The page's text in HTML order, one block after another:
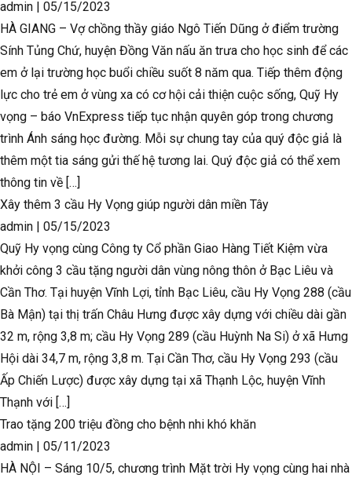
admin | 05/15/2023
HÀ GIANG – Vợ chồng thầy giáo Ngô Tiến Dũng ở điểm trường
Sính Tủng Chứ, huyện Đồng Văn nấu ăn trưa cho học sinh để các
em ở lại trường học buổi chiều suốt 8 năm qua. Tiếp thêm động
lực cho trẻ em ở vùng xa có cơ hội cải thiện cuộc sống, Quỹ Hy
vọng – báo VnExpress tiếp tục nhận quyên góp trong chương
trình Ánh sáng học đường. Mỗi sự chung tay của quý độc giả là
thêm một tia sáng gửi thế hệ tương lai. Quý độc giả có thể xem
thông tin về […]
Xây thêm 3 cầu Hy Vọng giúp người dân miền Tây
admin | 05/15/2023
Quỹ Hy vọng cùng Công ty Cổ phần Giao Hàng Tiết Kiệm vừa
khởi công 3 cầu tặng người dân vùng nông thôn ở Bạc Liêu và
Cần Thơ. Tại huyện Vĩnh Lợi, tỉnh Bạc Liêu, cầu Hy Vọng 288 (cầu
Bà Mận) tại thị trấn Châu Hưng được xây dựng với chiều dài gần
32 m, rộng 3,8 m; cầu Hy Vọng 289 (cầu Huỳnh Na Si) ở xã Hưng
Hội dài 34,7 m, rộng 3,8 m. Tại Cần Thơ, cầu Hy Vọng 293 (cầu
Ấp Chiến Lược) được xây dựng tại xã Thạnh Lộc, huyện Vĩnh
Thạnh với […]
Trao tặng 200 triệu đồng cho bệnh nhi khó khăn
admin | 05/11/2023
HÀ NỘI – Sáng 10/5, chương trình Mặt trời Hy vọng cùng hai nhà